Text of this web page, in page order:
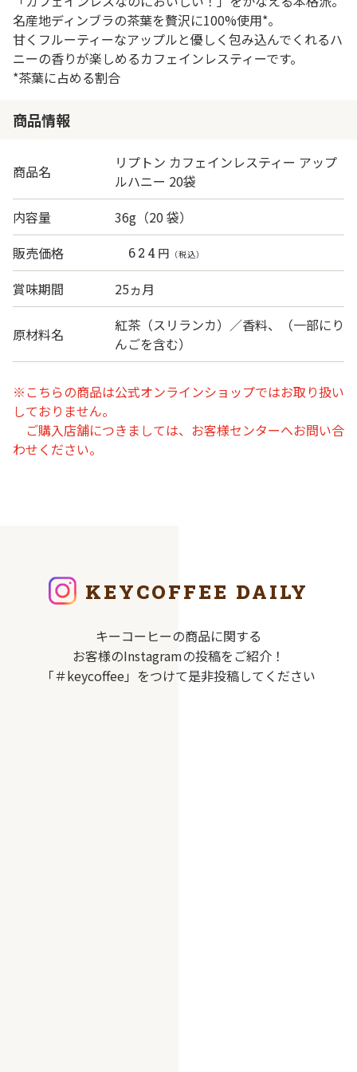
名産地ディンブラの茶葉を贅沢に100%使用*。
甘くフルーティーなアップルと優しく包み込んでくれるハ
ニーの香りが楽しめるカフェインレスティーです。
*茶葉に占める割合
商品情報
商品名
リプトン カフェインレスティー アップ
ルハニー 20袋
内容量
36g（20 袋）
販売価格
624 円 （税込）
賞味期間 25ヵ月
原材料名
紅茶（スリランカ）／香料、（一部にり
んごを含む）
※こちらの商品は公式オンラインショップではお取り扱い
しておりません。
ご購入店舗につきましては、お客様センターへお問い合
わせください。
KEYCOFFEE DAILY
キーコーヒーの商品に関する
お客様のInstagramの投稿をご紹介！
「＃keycoffee」をつけて是非投稿してください